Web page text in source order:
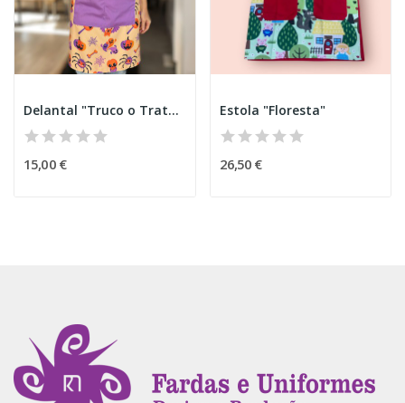
Delantal "Truco o Trato" Halloween
15,00 €
Estola "Floresta"
26,50 €